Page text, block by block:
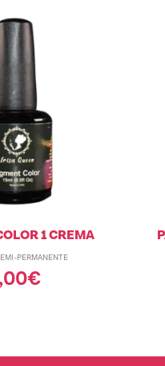
1 CREMA
PERMANENTE
€